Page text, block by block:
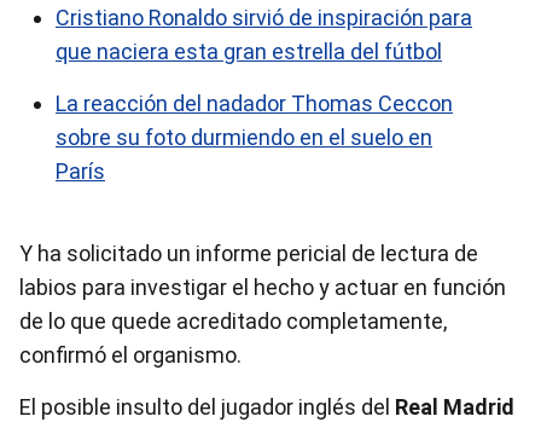
Cristiano Ronaldo sirvió de inspiración para
que naciera esta gran estrella del fútbol
La reacción del nadador Thomas Ceccon
sobre su foto durmiendo en el suelo en
París
Y ha solicitado un informe pericial de lectura de
labios para investigar el hecho y actuar en función
de lo que quede acreditado completamente,
confirmó el organismo.
El posible insulto del jugador inglés del Real Madrid